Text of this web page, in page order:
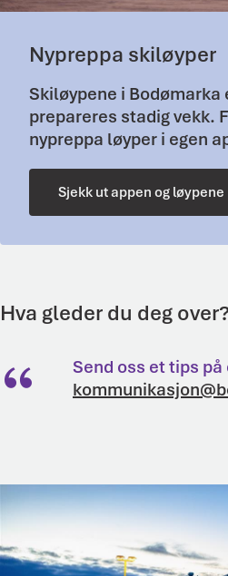
Nypreppa skiløyper
Skiløypene i
prepareres stadig vekk.
nypreppa løyper i egen
Sjekk ut appen og løypene
Hva gleder du deg
Send oss et tips